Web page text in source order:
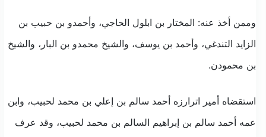
وممن أخذ عنه: المختار بن ابلول الحاجي، وأحمدو بن حبيب بن
الزايد التندغي، وأحمد بن يوسف، والشيخ محمدو بن البار، والشيخ
بن محمودن.
استقضاه أمير اترارزه أحمد سالم بن إعلي بن محمد لحبيب، وابن
عمه أحمد سالم بن إبراهيم السالم بن محمد لحبيب، وقد عرف